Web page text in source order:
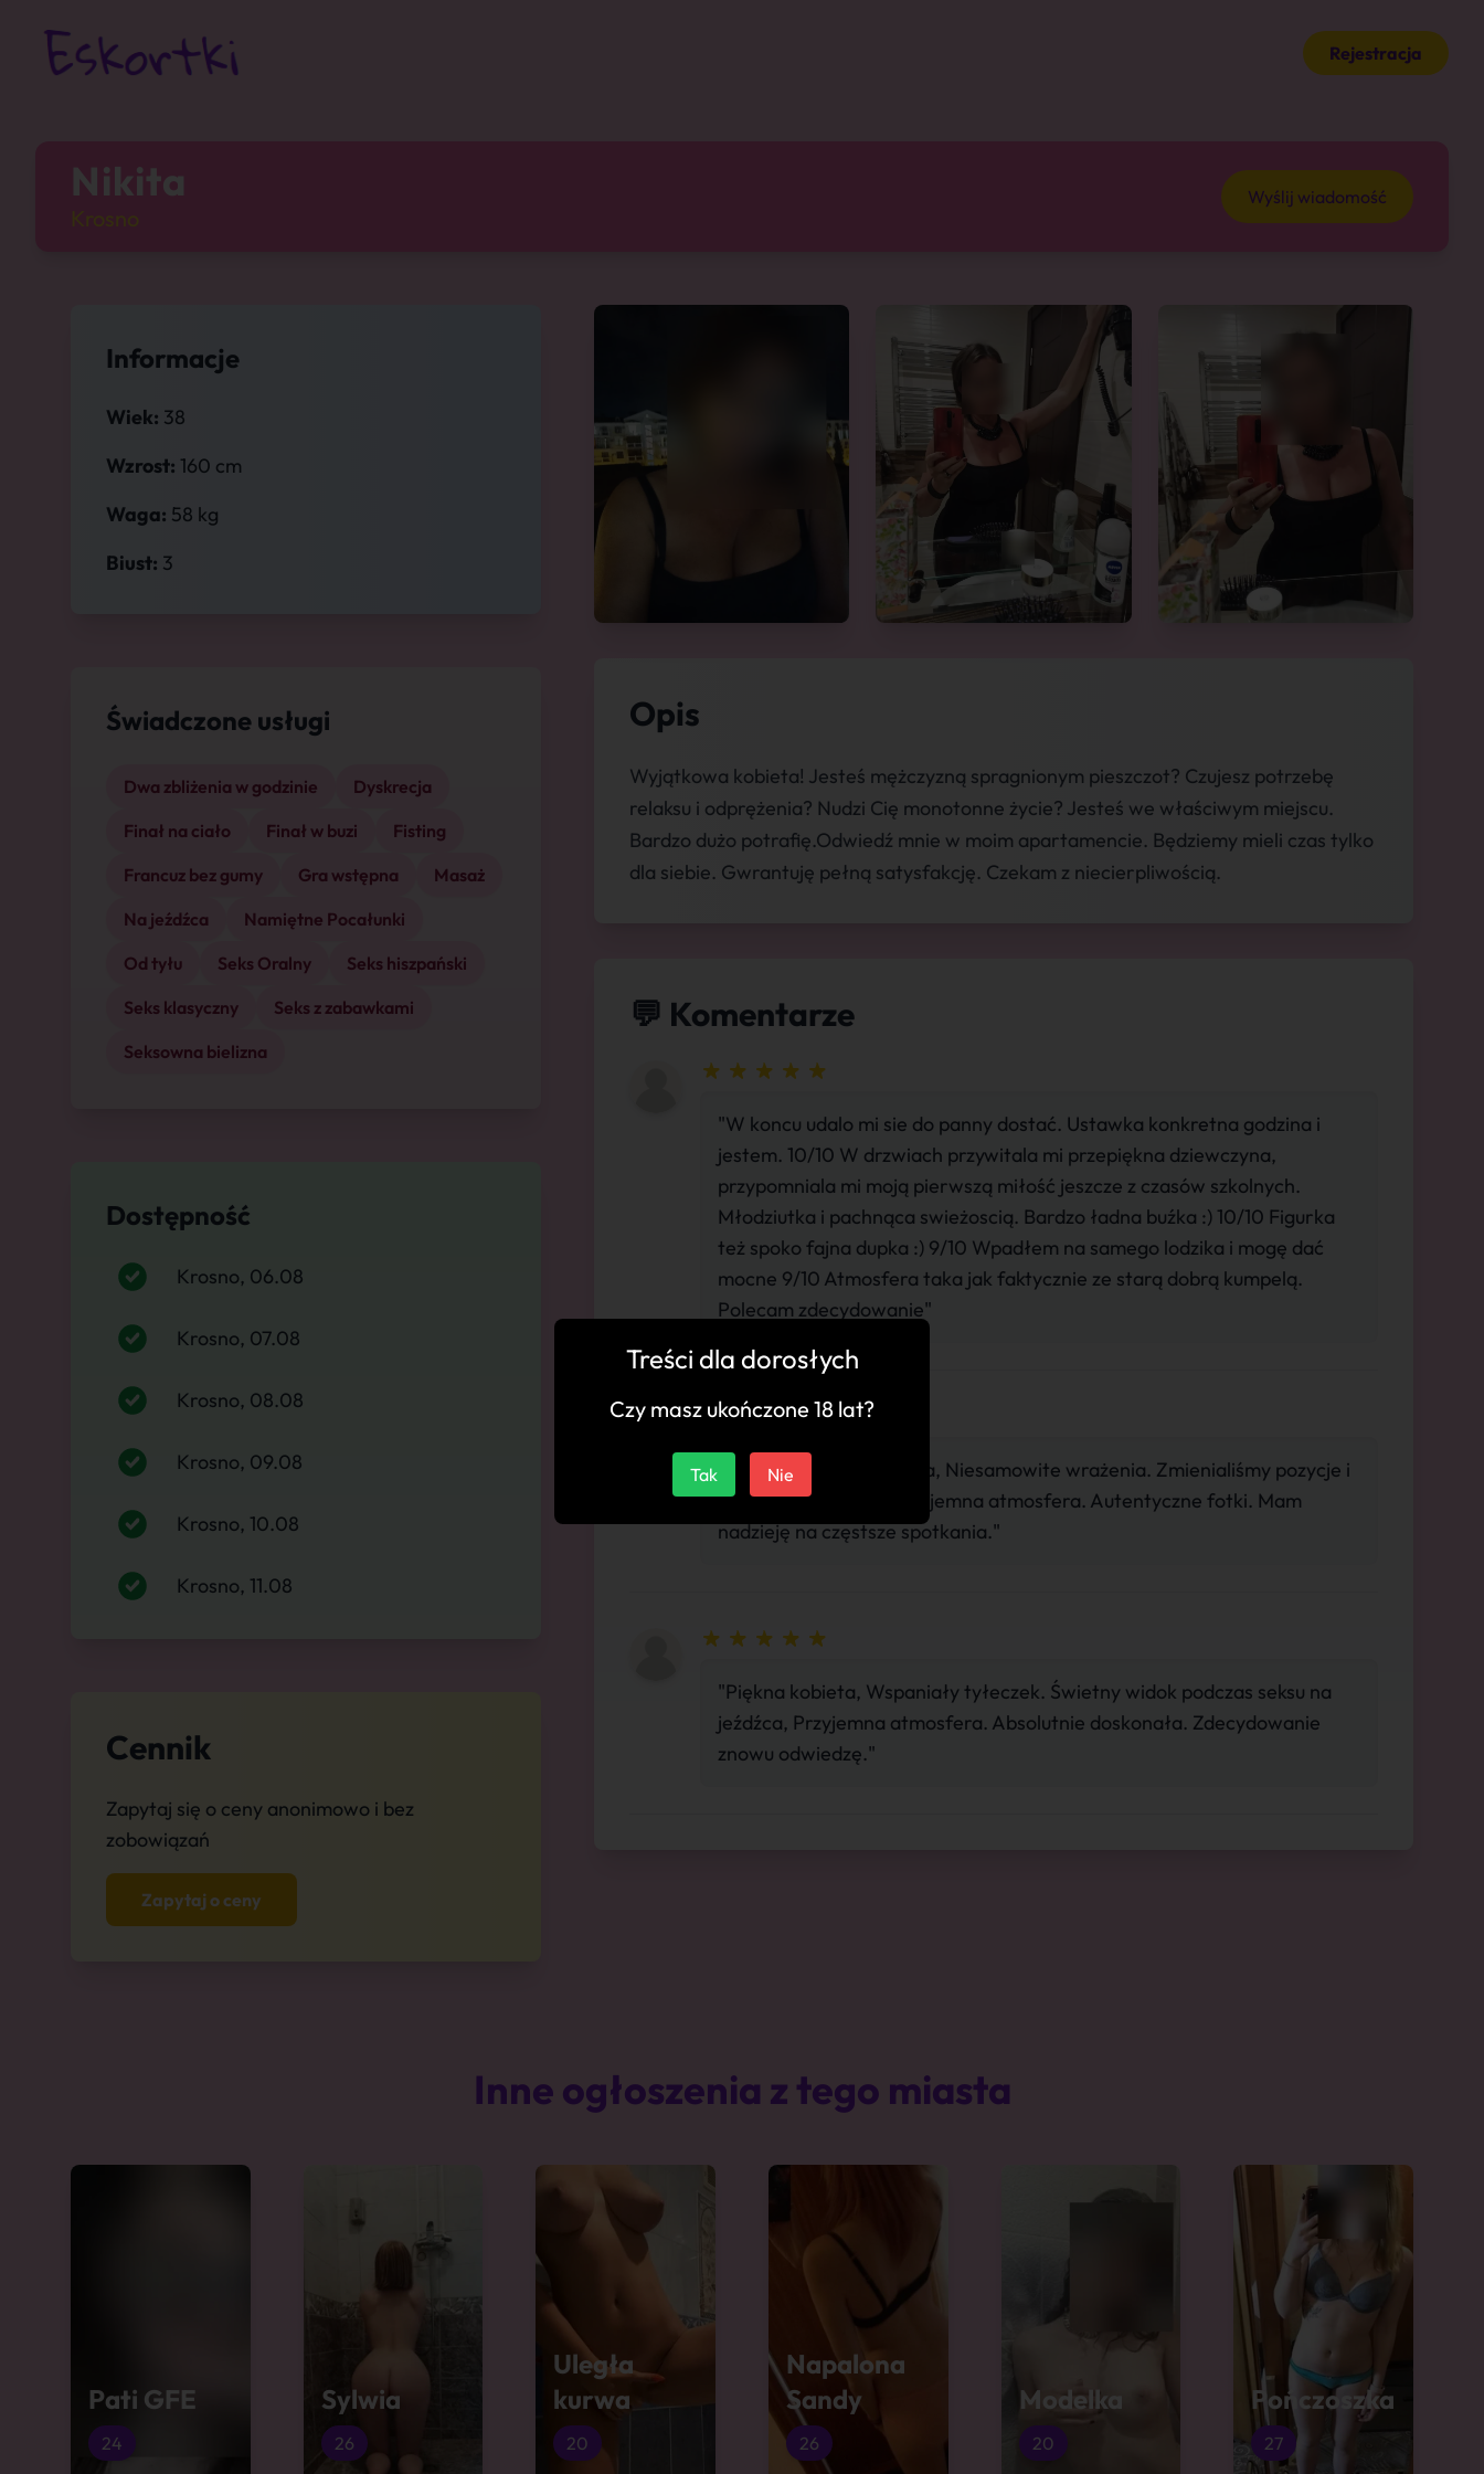
Rejestracja
Nikita Wyślij wiadomość
Informacje
Wiek: 38
Wzrost: 160 cm
Waga: 58 kg
Biust: 3
Świadczone usługi
Dwa zbliżenia w godzinie
Dyskrecja
Finał na ciało
Finał w buzi
Fisting
Francuz bez gumy
Gra wstępna
Masaż
Na jeźdźca
Namiętne Pocałunki
Od tyłu
Seks Oralny
Seks hiszpański
Seks klasyczny
Seks z zabawkami
Seksowna bielizna
Dostępność
Krosno, 06.08
Krosno, 07.08
Krosno, 08.08
Krosno, 09.08
Krosno, 10.08
Krosno, 11.08
Cennik
Zapytaj się o ceny anonimowo i bez
zobowiązań
Zapytaj o ceny
Opis
Wyjątkowa kobieta! Jesteś mężczyzną spragnionym pieszczot? Czujesz potrzebę
relaksu i odprężenia? Nudzi Cię monotonne życie? Jesteś we właściwym miejscu.
Bardzo dużo potrafię.Odwiedź mnie w moim apartamencie. Będziemy mieli czas tylko
dla siebie. Gwrantuję pełną satysfakcję. Czekam z niecierpliwością.
💬 Komentarze
"W koncu udalo mi sie do panny dostać. Ustawka konkretna godzina i
jestem. 10/10 W drzwiach przywitala mi przepiękna dziewczyna,
przypomniala mi moją pierwszą miłość jeszcze z czasów szkolnych.
Młodziutka i pachnąca swieżoscią. Bardzo ładna buźka :) 10/10 Figurka
też spoko fajna dupka :) 9/10 Wpadłem na samego lodzika i mogę dać
mocne 9/10 Atmosfera taka jak faktycznie ze starą dobrą kumpelą.
Polecam zdecydowanie"
"Wyjątkowo pociągająca, Niesamowite wrażenia. Zmienialiśmy pozycje i
było niesamowicie. Przyjemna atmosfera. Autentyczne fotki. Mam
nadzieję na częstsze spotkania."
"Piękna kobieta, Wspaniały tyłeczek. Świetny widok podczas seksu na
jeźdźca, Przyjemna atmosfera. Absolutnie doskonała. Zdecydowanie
znowu odwiedzę."
Inne ogłoszenia z tego miasta
Pati GFE
24
Sylwia
26
Uległa
kurwa
20
Napalona
Sandy
26
Modelka
20
Pończoszka
27
Treści dla dorosłych
Czy masz ukończone 18 lat?
Tak Nie